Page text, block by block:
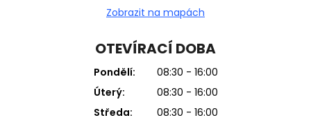
Zobrazit na mapách
OTEVÍRACÍ DOBA
Pondělí:
08:30 - 16:00
Úterý:
08:30 - 16:00
Středa:
08:30 - 16:00